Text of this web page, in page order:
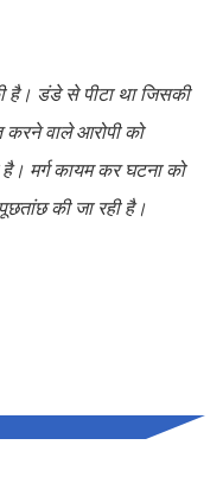
है। डंडे से पीटा था जिसकी
करने वाले आरोपी को
मर्ग कायम कर घटना को
की जा रही है।